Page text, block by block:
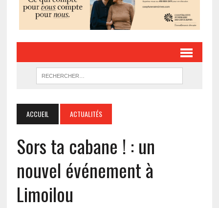
ACCUEIL ACTUALITÉS
Sors ta cabane ! : un
nouvel événement à
Limoilou